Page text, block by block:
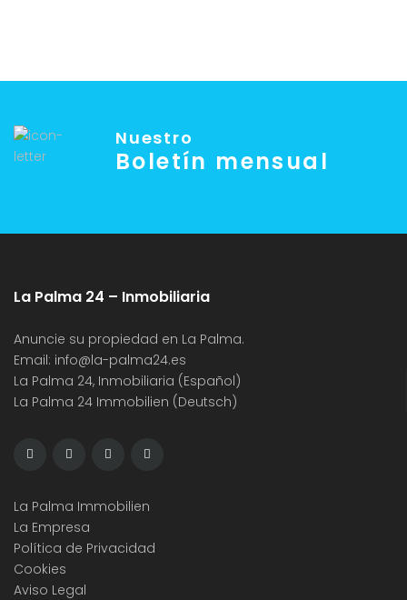
Nuestro
Boletín mensual
La Palma 24 – Inmobiliaria
Anuncie su propiedad en La Palma.
Email: info@la-palma24.es
La Palma 24, Inmobiliaria (Español)
La Palma 24 Immobilien (Deutsch)
La Palma Immobilien
La Empresa
Política de Privacidad
Cookies
Aviso Legal